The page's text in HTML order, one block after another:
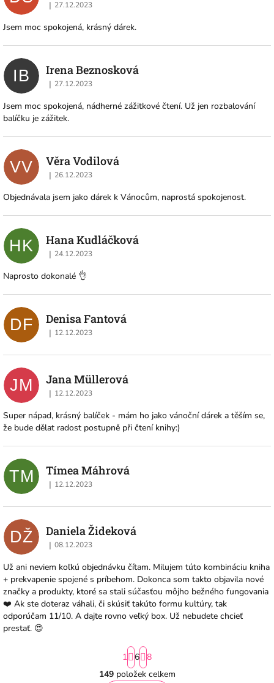
Hodnocení obchodu je 5 z 5 hvězdiček.
| 27.12.2023
Jsem moc spokojená, krásný dárek.
IB Irena Beznosková
Hodnocení obchodu je 5 z 5 hvězdiček.
| 27.12.2023
Jsem moc spokojená, nádherné zážitkové čtení. Už jen rozbalování
balíčku je zážitek.
VV Věra Vodilová
Hodnocení obchodu je 5 z 5 hvězdiček.
| 26.12.2023
Objednávala jsem jako dárek k Vánocům, naprostá spokojenost.
HK Hana Kudláčková
Hodnocení obchodu je 5 z 5 hvězdiček.
| 24.12.2023
Naprosto dokonalé 👌
DF Denisa Fantová
Hodnocení obchodu je 5 z 5 hvězdiček.
| 12.12.2023
JM Jana Müllerová
Hodnocení obchodu je 5 z 5 hvězdiček.
| 12.12.2023
Super nápad, krásný balíček - mám ho jako vánoční dárek a těším se,
že bude dělat radost postupně při čtení knihy:)
TM Tímea Máhrová
Hodnocení obchodu je 5 z 5 hvězdiček.
| 12.12.2023
DŽ Daniela Žideková
Hodnocení obchodu je 5 z 5 hvězdiček.
| 08.12.2023
Už ani neviem koľkú objednávku čítam. Milujem túto kombináciu kniha
+ prekvapenie spojené s príbehom. Dokonca som takto objavila nové
značky a produkty, ktoré sa stali súčasťou môjho bežného fungovania
❤️ Ak ste doteraz váhali, či skúsiť takúto formu kultúry, tak
odporúčam 11/10. A dajte rovno veľký box. Už nebudete chcieť
prestať. 😍
O
S
t
r
1 6
8
149položek celkem